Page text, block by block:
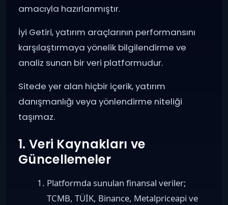
amacıyla hazırlanmıştır.
İyi Getiri, yatırım araçlarının performansını
karşılaştırmaya yönelik bilgilendirme ve
analiz sunan bir veri platformudur.
Sitede yer alan hiçbir içerik, yatırım
danışmanlığı veya yönlendirme niteliği
taşımaz.
1. Veri Kaynakları ve
Güncellemeler
Platformda sunulan finansal veriler;
TCMB, TÜİK, Binance, Metalpriceapi ve